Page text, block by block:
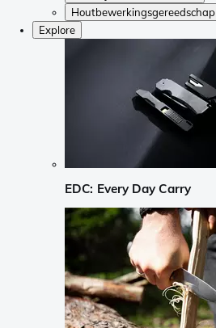
Houtbewerkingsgereedschap
Explore
EDC: Every Day Carry